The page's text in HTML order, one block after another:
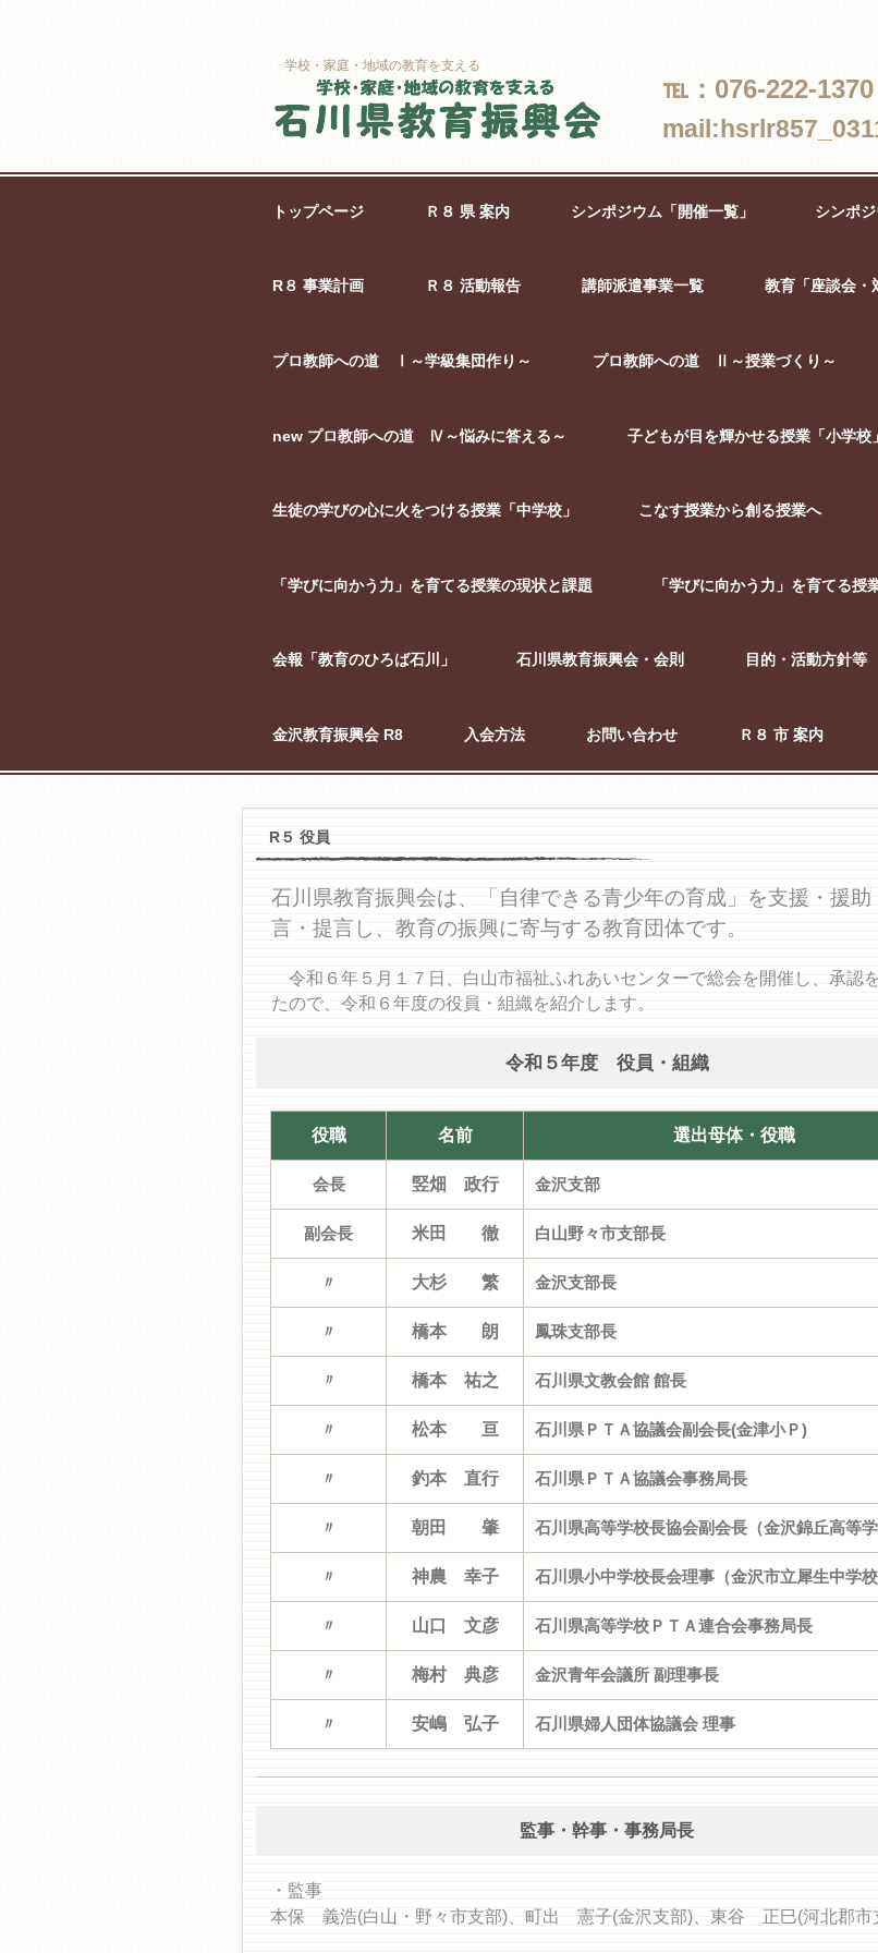
学校・家庭・地域の教育を支える
℡：076-222-
トップページ Ｒ８ 県 案内 シンポジウム「開催一覧」 シンポ
R８ 事業計画 Ｒ８ 活動報告 講師派遣事業一覧 教育「座談会・
プロ教師への道 Ⅰ～学級集団作り～ プロ教師への道 Ⅱ～授業づくり～
new プロ教師への道 Ⅳ～悩みに答える～ 子どもが目を輝かせる授業「小学校」
生徒の学びの心に火をつける授業「中学校」 こなす授業から創る授業へ
「学びに向かう力」を育てる授業の現状と課題 「学びに向かう力」を育てる
会報「教育のひろば石川」 石川県教育振興会・会則 目的・活動方針等
金沢教育振興会 R8 入会方法 お問い合わせ Ｒ８ 市 案内
R５ 役員
石川県教育振興会は、「自律できる青少年の育成」を支援・援助
言・提言し、教育の振興に寄与する教育団体です。
令和６年５月１７日、白山市福祉ふれあいセンターで総会を開催し、承認
たので、令和６年度の役員・組織を紹介します。
令和５年度 役員・組織
役職 名前 選出母体・役職
会長 竪畑 政行 金沢支部
副会長 米田 徹 白山野々市支部長
〃 大杉 繁 金沢支部長
〃 橋本 朗 鳳珠支部長
〃 橋本 祐之 石川県文教会館 館長
〃 松本 亘 石川県ＰＴＡ協議会副会長(金津小Ｐ)
〃 釣本 直行 石川県ＰＴＡ協議会事務局長
〃 朝田 肇 石川県高等学校長協会副会長（金沢錦丘高等学
〃 神農 幸子 石川県小中学校長会理事（金沢市立犀生中学校
〃 山口 文彦 石川県高等学校ＰＴＡ連合会事務局長
〃 梅村 典彦 金沢青年会議所 副理事長
〃 安嶋 弘子 石川県婦人団体協議会 理事
監事・幹事・事務局長
・監事
本保 義浩(白山・野々市支部)、町出 憲子(金沢支部)、東谷 正巳(河北郡市